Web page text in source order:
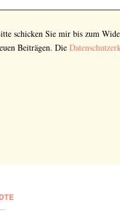
schicken Sie mir bis zum
Beiträgen. Die